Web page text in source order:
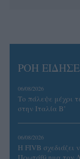
ΡΟΗ
06/08/2026
Το πάλεψε μέχρι
στην Ιταλία Β’
06/08/2026
Η FIVB σχεδιάζει